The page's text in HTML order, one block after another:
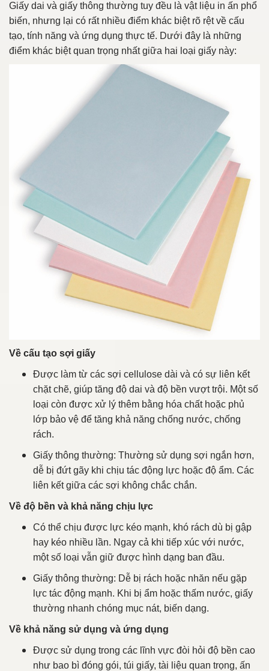
Giấy dai và giấy thông thường tuy đều là vật liệu in ấn phổ
biến, nhưng lại có rất nhiều điểm khác biệt rõ rệt về cấu
tạo, tính năng và ứng dụng thực tế. Dưới đây là những
điểm khác biệt quan trọng nhất giữa hai loại giấy này:
Về cấu tạo sợi giấy
Được làm từ các sợi cellulose dài và có sự liên kết
chặt chẽ, giúp tăng độ dai và độ bền vượt trội. Một số
loại còn được xử lý thêm bằng hóa chất hoặc phủ
lớp bảo vệ để tăng khả năng chống nước, chống
rách.
Giấy thông thường: Thường sử dụng sợi ngắn hơn,
dễ bị đứt gãy khi chịu tác động lực hoặc độ ẩm. Các
liên kết giữa các sợi không chắc chắn.
Về độ bền và khả năng chịu lực
Có thể chịu được lực kéo mạnh, khó rách dù bị gập
hay kéo nhiều lần. Ngay cả khi tiếp xúc với nước,
một số loại vẫn giữ được hình dạng ban đầu.
Giấy thông thường: Dễ bị rách hoặc nhăn nếu gặp
lực tác động mạnh. Khi bị ẩm hoặc thấm nước, giấy
thường nhanh chóng mục nát, biến dạng.
Về khả năng sử dụng và ứng dụng
Được sử dụng trong các lĩnh vực đòi hỏi độ bền cao
như bao bì đóng gói, túi giấy, tài liệu quan trọng, ấn